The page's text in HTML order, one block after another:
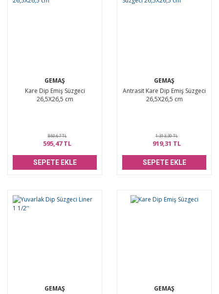
GEMAŞ
Kare Dip Emiş Süzgeci
26,5X26,5 cm
850,67 TL
595,47 TL
SEPETE EKLE
GEMAŞ
Antrasit Kare Dip Emiş Süzgeci
26,5X26,5 cm
1.313,30 TL
919,31 TL
SEPETE EKLE
GEMAŞ
GEMAŞ